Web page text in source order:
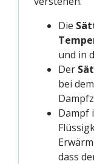
Die
und in
Der
bei
Dampf
dass